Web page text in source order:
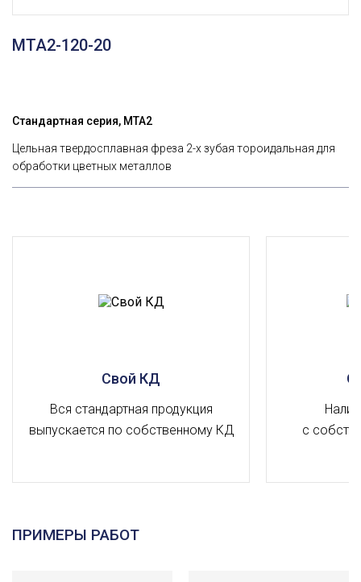
MTA2-120-20
Стандартная серия, MTA2
Цельная твердосплавная фреза 2-х зубая тороидальная для
обработки цветных металлов
Свой КД
Вся стандартная продукция
выпускается по собственному КД
с
ПРИМЕРЫ РАБОТ